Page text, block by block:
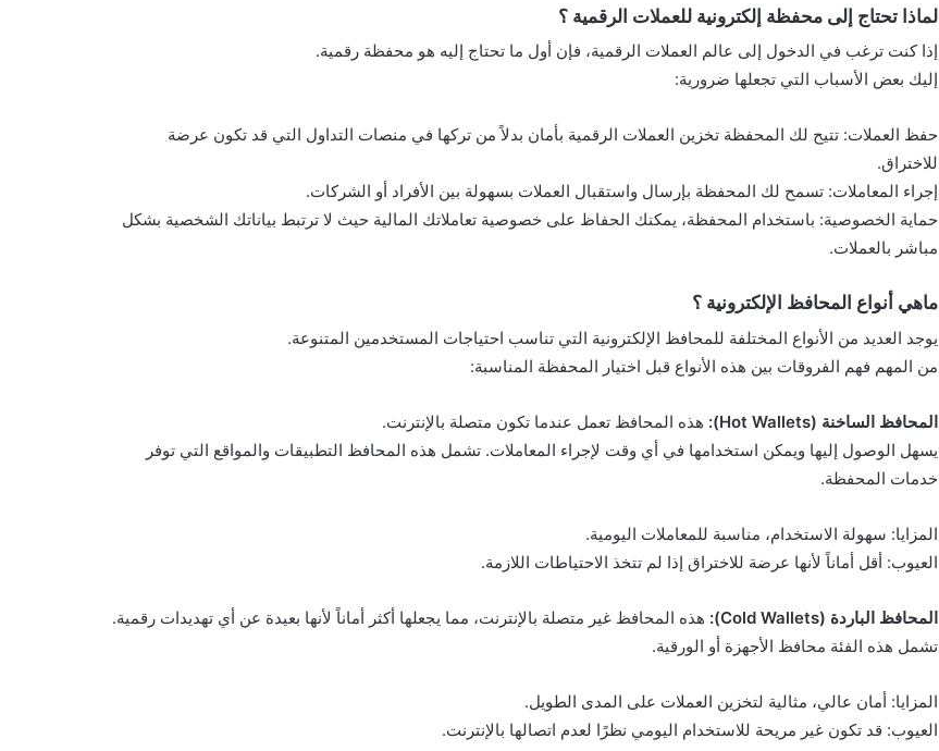
لماذا تحتاج إلى محفظة إلكترونية للعملات الرقمية ؟
إذا كنت ترغب في الدخول إلى عالم العملات الرقمية، فإن أول ما تحتاج إليه هو محفظة رقمية.
إليك بعض الأسباب التي تجعلها ضرورية:
حفظ العملات: تتيح لك المحفظة تخزين العملات الرقمية بأمان بدلاً من تركها في منصات التداول التي قد تكون عرضة
للاختراق.
إجراء المعاملات: تسمح لك المحفظة بإرسال واستقبال العملات بسهولة بين الأفراد أو الشركات.
حماية الخصوصية: باستخدام المحفظة، يمكنك الحفاظ على خصوصية تعاملاتك المالية حيث لا ترتبط بياناتك الشخصية بشكل
مباشر بالعملات.
ماهي أنواع المحافظ الإلكترونية ؟
يوجد العديد من الأنواع المختلفة للمحافظ الإلكترونية التي تناسب احتياجات المستخدمين المتنوعة.
من المهم فهم الفروقات بين هذه الأنواع قبل اختيار المحفظة المناسبة:
المحافظ الساخنة (Hot Wallets):
هذه المحافظ تعمل عندما تكون متصلة بالإنترنت.
يسهل الوصول إليها ويمكن استخدامها في أي وقت لإجراء المعاملات. تشمل هذه المحافظ التطبيقات والمواقع التي توفر
خدمات المحفظة.
المزايا: سهولة الاستخدام، مناسبة للمعاملات اليومية.
العيوب: أقل أماناً لأنها عرضة للاختراق إذا لم تتخذ الاحتياطات اللازمة.
المحافظ الباردة (Cold Wallets):
هذه المحافظ غير متصلة بالإنترنت، مما يجعلها أكثر أماناً لأنها بعيدة عن أي تهديدات رقمية.
تشمل هذه الفئة محافظ الأجهزة أو الورقية.
المزايا: أمان عالي، مثالية لتخزين العملات على المدى الطويل.
العيوب: قد تكون غير مريحة للاستخدام اليومي نظرًا لعدم اتصالها بالإنترنت.